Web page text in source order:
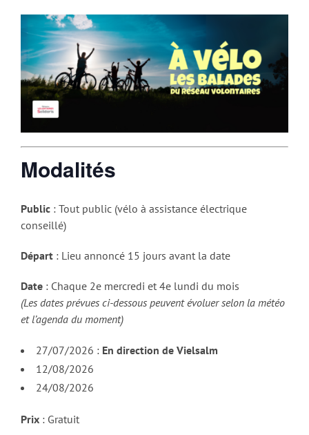
Modalités
Public : Tout public (vélo à assistance électrique
conseillé)
Départ : Lieu annoncé 15 jours avant la date
Date : Chaque 2e mercredi et 4e lundi du mois
(Les dates prévues ci-dessous peuvent évoluer selon la météo
et l’agenda du moment)
27/07/2026 : En direction de Vielsalm
12/08/2026
24/08/2026
Prix : Gratuit